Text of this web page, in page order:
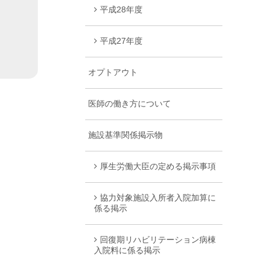
平成28年度
平成27年度
オプトアウト
医師の働き方について
施設基準関係掲示物
厚生労働大臣の定める掲示事項
協力対象施設入所者入院加算に
係る掲示
回復期リハビリテーション病棟
入院料に係る掲示